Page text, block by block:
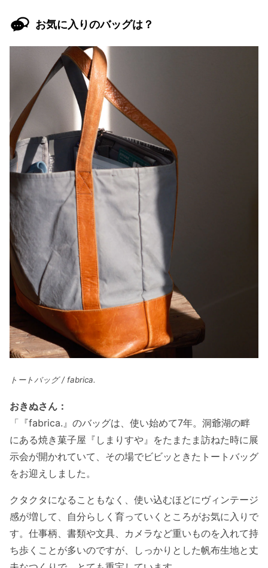
お気に入りのバッグは？
トートバッグ / fabrica.
おきぬさん：
「『fabrica.』のバッグは、使い始めて7年。洞爺湖の畔
にある焼き菓子屋『しまりすや』をたまたま訪ねた時に展
示会が開かれていて、その場でビビッときたトートバッグ
をお迎えしました。
クタクタになることもなく、使い込むほどにヴィンテージ
感が増して、自分らしく育っていくところがお気に入りで
す。仕事柄、書類や文具、カメラなど重いものを入れて持
ち歩くことが多いのですが、しっかりとした帆布生地と丈